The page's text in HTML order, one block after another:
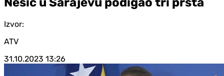
Izvor:
ATV
31.10.2023 13:26